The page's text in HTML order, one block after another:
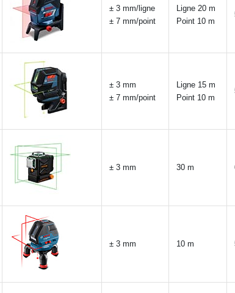
± 3 mm/ligne
± 7 mm/point
Ligne 20 m
Point 10 m
± 3 mm
± 7 mm/point
Ligne 15 m
Point 10 m
± 3 mm 30 m
± 3 mm 10 m